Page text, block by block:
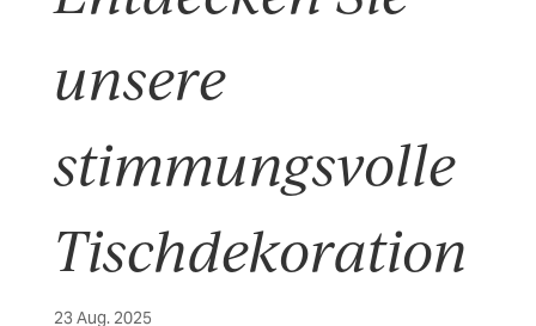
unsere
stimmungsvolle
Tischdekoration
23 Aug. 2025